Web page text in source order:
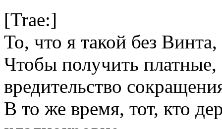
[Trae:]
То, что я такой без
Чтобы получить
вредительство
В то же время, тот, кто